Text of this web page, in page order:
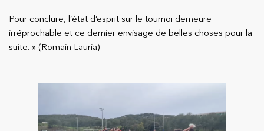
Pour conclure, l‘état d’esprit sur le tournoi demeure
irréprochable et ce dernier envisage de belles choses pour la
suite. » (Romain Lauria)